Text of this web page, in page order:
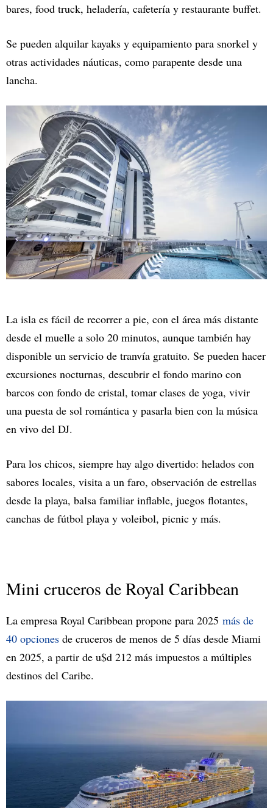
bares, food truck, heladería, cafetería y restaurante buffet.
Se pueden alquilar kayaks y equipamiento para snorkel y
otras actividades náuticas, como parapente desde una
lancha.
La isla es fácil de recorrer a pie, con el área más distante
desde el muelle a solo 20 minutos, aunque también hay
disponible un servicio de tranvía gratuito. Se pueden hacer
excursiones nocturnas, descubrir el fondo marino con
barcos con fondo de cristal, tomar clases de yoga, vivir
una puesta de sol romántica y pasarla bien con la música
en vivo del DJ.
Para los chicos, siempre hay algo divertido: helados con
sabores locales, visita a un faro, observación de estrellas
desde la playa, balsa familiar inflable, juegos flotantes,
canchas de fútbol playa y voleibol, picnic y más.
Mini cruceros de Royal Caribbean
La empresa Royal Caribbean propone para 2025 más de
40 opciones de cruceros de menos de 5 días desde Miami
en 2025, a partir de u$d 212 más impuestos a múltiples
destinos del Caribe.